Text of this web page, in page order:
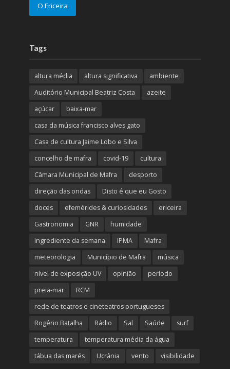
O Ericeira
Tags
altura média altura significativa
ambiente
Auditório Municipal Beatriz Costa
azeite
açúcar
baixa-mar
casa da música francisco alves gato
Casa de cultura Jaime Lobo e Silva
concelho de mafra
covid-19
cultura
Câmara Municipal de Mafra
desporto
direção das ondas
Disto é que eu Gosto
doces
efemérides & curiosidades
ericeira
Gastronomia
GNR
humidade
ingrediente da semana
IPMA
Mafra
meteorologia
Município de Mafra
música
nível de exposição UV
opinião
período
preia-mar
RCM
rede de teatros e cineteatros portugueses
Rogério Batalha
Rádio Sal Saúde
surf
temperatura
temperatura média da água
tábua das marés
Ucrânia vento visibilidade